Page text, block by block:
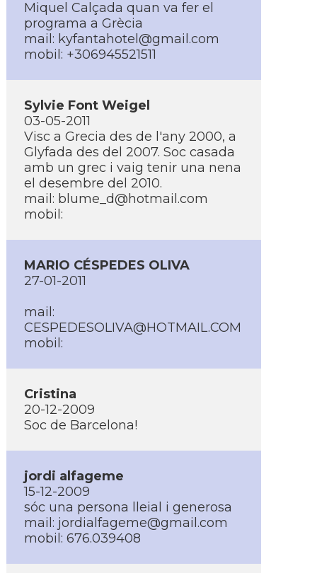
Miquel Calçada quan va fer el
programa a Grècia
mail: kyfantahotel@gmail.com
mobil: +306945521511
Sylvie Font Weigel
03-05-2011
Visc a Grecia des de l'any 2000, a
Glyfada des del 2007. Soc casada
amb un grec i vaig tenir una nena
el desembre del 2010.
mail: blume_d@hotmail.com
mobil:
MARIO CÉSPEDES OLIVA
27-01-2011
mail:
CESPEDESOLIVA@HOTMAIL.COM
mobil:
Cristina
20-12-2009
Soc de Barcelona!
jordi alfageme
15-12-2009
sóc una persona lleial i generosa
mail: jordialfageme@gmail.com
mobil: 676.039408